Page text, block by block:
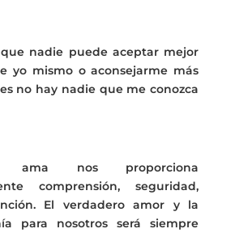
nadie puede aceptar mejor
yo mismo o aconsejarme más
no hay nadie que me conozca
ama nos proporciona
comprensión, seguridad,
El verdadero amor y la
para nosotros será siempre